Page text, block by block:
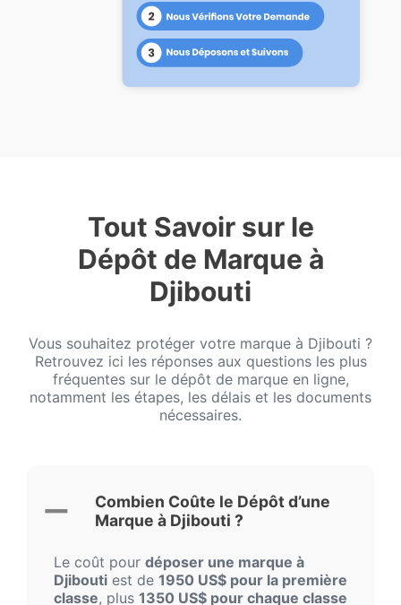
Tout Savoir sur le
Dépôt de Marque à
Djibouti
Vous souhaitez protéger votre marque à Djibouti ?
Retrouvez ici les réponses aux questions les plus
fréquentes sur le dépôt de marque en ligne,
notamment les étapes, les délais et les documents
nécessaires.
Combien Coûte le Dépôt d’une
Marque à Djibouti ?
Le coût pour déposer une marque à
Djibouti est de 1950 US$ pour la première
classe, plus 1350 US$ pour chaque classe